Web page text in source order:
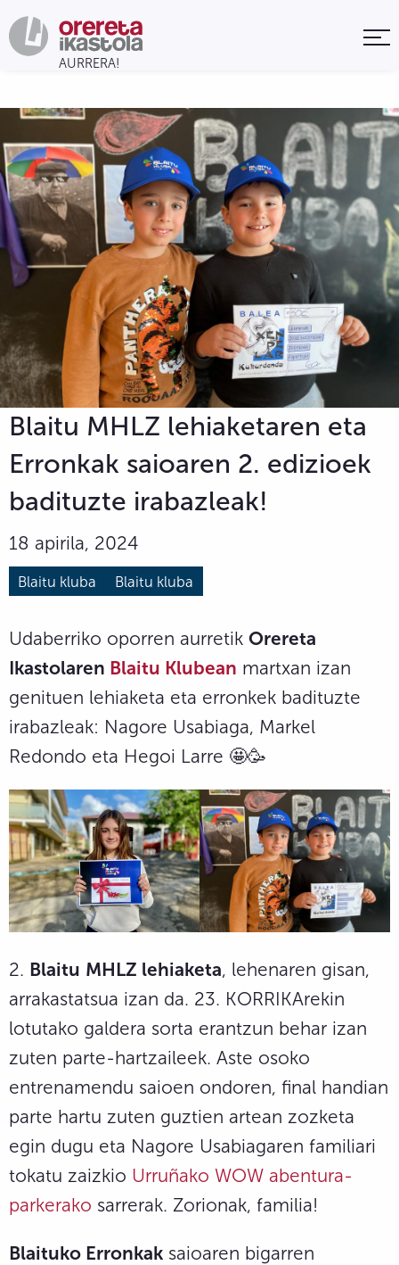
Blaitu MHLZ lehiaketaren eta
Erronkak saioaren 2. edizioek
badituzte irabazleak!
18 apirila, 2024
Blaitu kluba Blaitu kluba
Udaberriko oporren aurretik Orereta
Ikastolaren Blaitu Klubean martxan izan
genituen lehiaketa eta erronkek badituzte
irabazleak: Nagore Usabiaga, Markel
Redondo eta Hegoi Larre 🤩🥳
2. Blaitu MHLZ lehiaketa, lehenaren gisan,
arrakastatsua izan da. 23. KORRIKArekin
lotutako galdera sorta erantzun behar izan
zuten parte-hartzaileek. Aste osoko
entrenamendu saioen ondoren, final handian
parte hartu zuten guztien artean zozketa
egin dugu eta Nagore Usabiagaren familiari
tokatu zaizkio Urruñako WOW abentura-
parkerako sarrerak. Zorionak, familia!
Blaituko Erronkak saioaren bigarren